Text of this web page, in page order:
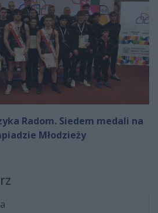
Radom. Siedem medali na
Młodzieży